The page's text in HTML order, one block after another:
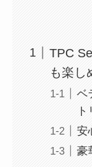
TPC
も楽し
ベ
安
豪